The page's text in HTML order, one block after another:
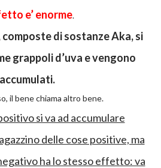
e’ enorme.
composte di sostanze Aka, si
grappoli d’uva e vengono
accumulati.
il bene chiama altro bene.
si va ad accumulare
delle cose positive, ma
ha lo stesso effetto: va